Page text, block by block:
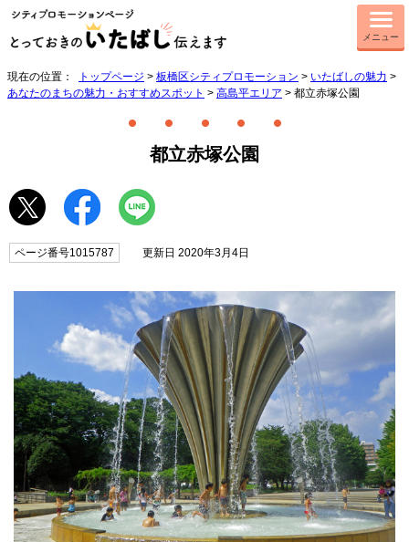
メニュー
現在の位置： トップページ > 板橋区シティプロモーション > いたばしの魅力 >
あなたのまちの魅力・おすすめスポット > 高島平エリア > 都立赤塚公園
都立赤塚公園
ページ番号1015787 更新日 2020年3月4日